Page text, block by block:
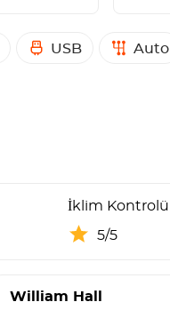
USB Auto
İklim Kontrolü
5/5
William Hall